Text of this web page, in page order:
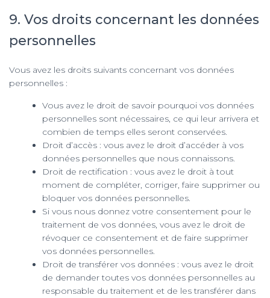
9. Vos droits concernant les données
personnelles
Vous avez les droits suivants concernant vos données
personnelles :
Vous avez le droit de savoir pourquoi vos données
personnelles sont nécessaires, ce qui leur arrivera et
combien de temps elles seront conservées.
Droit d’accès : vous avez le droit d’accéder à vos
données personnelles que nous connaissons.
Droit de rectification : vous avez le droit à tout
moment de compléter, corriger, faire supprimer ou
bloquer vos données personnelles.
Si vous nous donnez votre consentement pour le
traitement de vos données, vous avez le droit de
révoquer ce consentement et de faire supprimer
vos données personnelles.
Droit de transférer vos données : vous avez le droit
de demander toutes vos données personnelles au
responsable du traitement et de les transférer dans